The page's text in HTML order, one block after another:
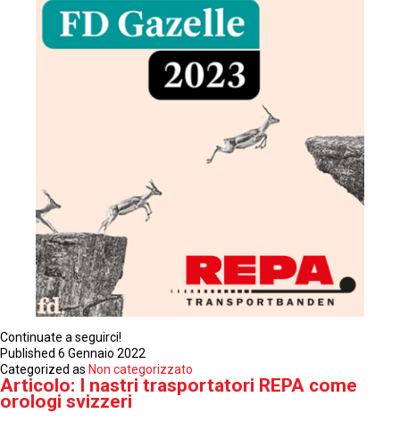
Continuate a seguirci!
Published 6 Gennaio 2022
Categorized as Non categorizzato
Articolo: I nastri trasportatori REPA come
orologi svizzeri